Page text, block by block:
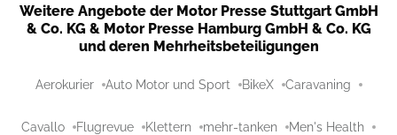
Weitere Angebote der Motor Presse Stuttgart GmbH
& Co. KG & Motor Presse Hamburg GmbH & Co. KG
und deren Mehrheitsbeteiligungen
Aerokurier Auto Motor und Sport BikeX Caravaning
Cavallo Flugrevue Klettern mehr-tanken Men's Health